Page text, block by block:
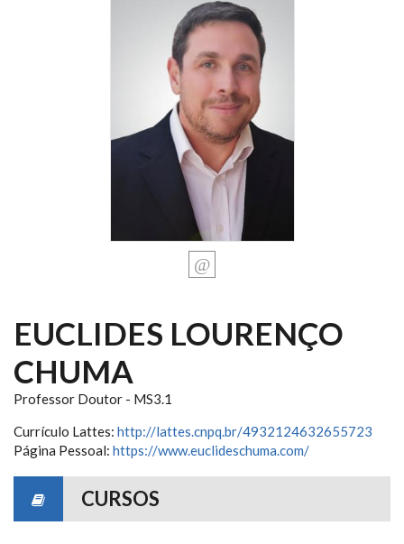
EUCLIDES LOURENÇO
CHUMA
Professor Doutor - MS3.1
Currículo Lattes: http://lattes.cnpq.br/4932124632655723
Página Pessoal: https://www.euclideschuma.com/
CURSOS